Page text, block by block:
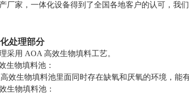
厂家，一体化设备得到了全国各地客户的认可，我
处理部分
采用 AOA 高效生物填料工艺。
生物填料池：
效生物填料池里面同时存在缺氧和厌氧的环境，能
生物填料池：